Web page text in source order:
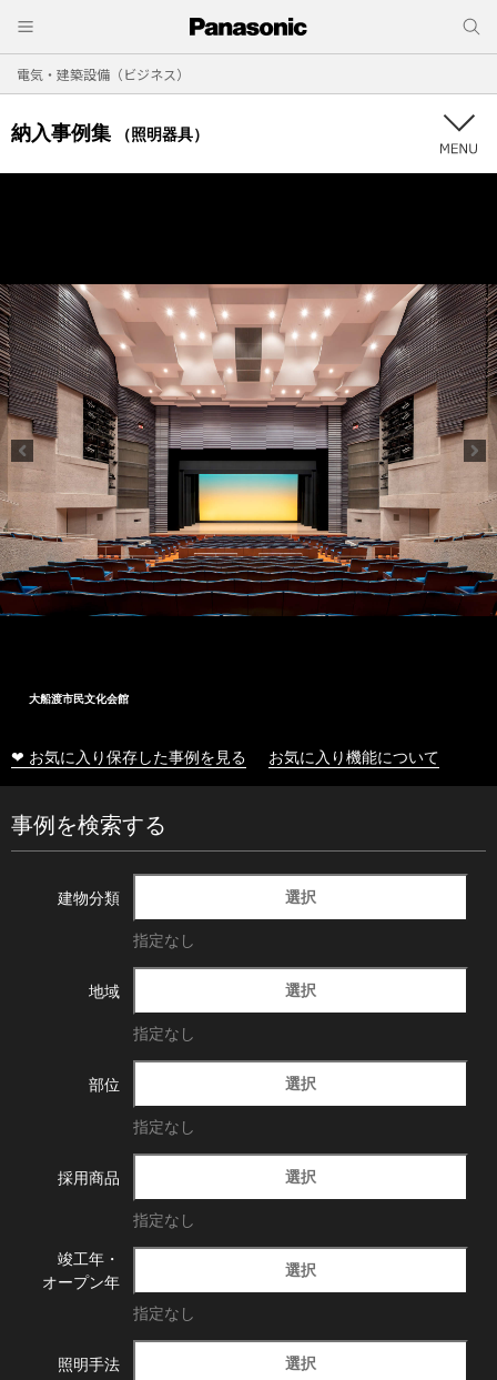
電気・建築設備（ビジネス）
納入事例集 （照明器具）
大船渡市民文化会館
❤ お気に入り保存した事例を見る お気に入り機能について
事例を検索する
建物分類 選択
指定なし
地域 選択
指定なし
部位 選択
指定なし
採用商品 選択
指定なし
竣工年・
オープン年
選択
指定なし
照明手法 選択